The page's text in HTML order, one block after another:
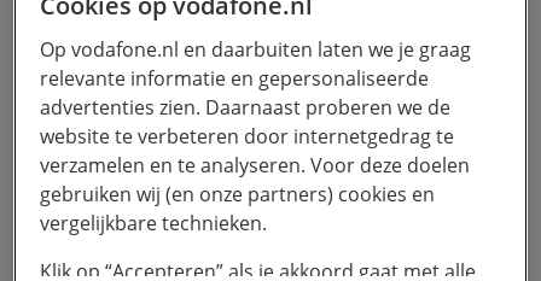
retail
Download e-book
Op vodafone.nl en daarbuiten laten we je graag
relevante informatie en gepersonaliseerde
advertenties zien. Daarnaast proberen we de
website te verbeteren door internetgedrag te
verzamelen en te analyseren. Voor deze doelen
gebruiken wij (en onze partners) cookies en
vergelijkbare technieken.
Klik op “Accepteren” als je akkoord gaat met alle